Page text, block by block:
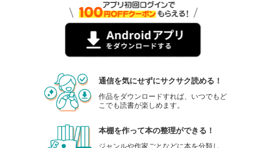
通信を気にせずにサクサク読める！
作品をダウンロードすれば、いつでもど
こでも読書が楽しめます。
本棚を作って本の整理ができる！
ジャンルや作家ごとなどに本を分類し